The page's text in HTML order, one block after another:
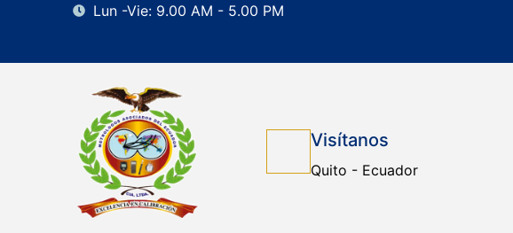
Lun -Vie: 9.00 AM - 5.00 PM
Visítanos
Quito - Ecuador